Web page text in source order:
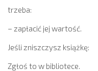
trzeba:
– zapłacić jej wartość.
Jeśli zniszczysz książkę:
Zgłoś to w bibliotece.